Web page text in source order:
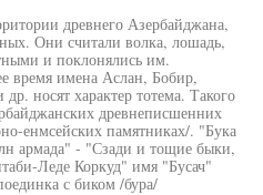
древнего Азербайджана,
Они считали волка, лошадь,
и поклонялись им.
время имена Аслан, Бобир,
носят характер тотема. Такого
древнеписшенних
енмсейских памятниках/. "Бука
армада" - "Сзади и тощие быки,
Леде Коркуд" имя "Бусач"
с биком /бура/